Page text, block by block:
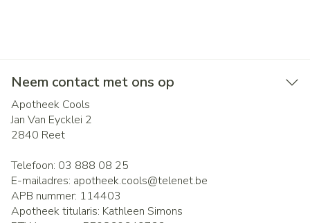
Neem contact met ons op
Apotheek Cools
Jan Van Eycklei 2
2840 Reet
Telefoon: 03 888 08 25
E-mailadres: apotheek.cools@telenet.be
APB nummer: 114403
Apotheek titularis: Kathleen Simons